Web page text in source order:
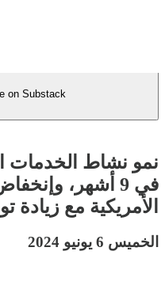
on Substack
نمو نشاط الخدمات
في 9 أشهر،
الأمريكية مع
الخميس 6 يونيو 2024